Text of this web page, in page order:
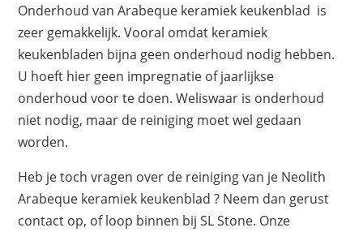
Onderhoud van Arabeque keramiek keukenblad is
zeer gemakkelijk. Vooral omdat keramiek
keukenbladen bijna geen onderhoud nodig hebben.
U hoeft hier geen impregnatie of jaarlijkse
onderhoud voor te doen. Weliswaar is onderhoud
niet nodig, maar de reiniging moet wel gedaan
worden.
Heb je toch vragen over de reiniging van je Neolith
Arabeque keramiek keukenblad ? Neem dan gerust
contact op, of loop binnen bij SL Stone. Onze